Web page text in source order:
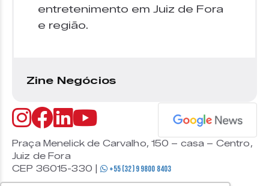
entretenimento em Juiz de Fora
e região.
Zine Negócios
Praça Menelick de Carvalho, 150 – casa – Centro,
Juiz de Fora
CEP 36015-330 |
+55 (32) 9 9800 8403